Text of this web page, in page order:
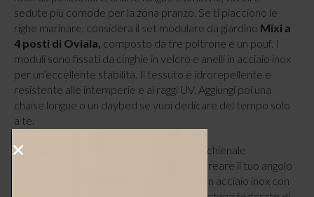
sedute più comode per la zona pranzo. Se ti piacciono le
righe marinare, considera il set modulare da giardino Mixi a
4 posti di Oviala, composto da tre poltrone e un pouf. I
moduli sono fissati da cinghie in velcro e anelli in acciaio inox
per un’eccellente stabilità. Il tessuto è idrorepellente e
resistente alle intemperie e ai raggi UV. Aggiungi poi una
chaise longue o un daybed se vuoi dedicare del tempo solo
a te.
Paola Lenti
con schienale
reclinabile e ruote posteriori, ideale per creare il tuo angolo
di paradiso dove preferisci. Ha struttura in acciaio inox con